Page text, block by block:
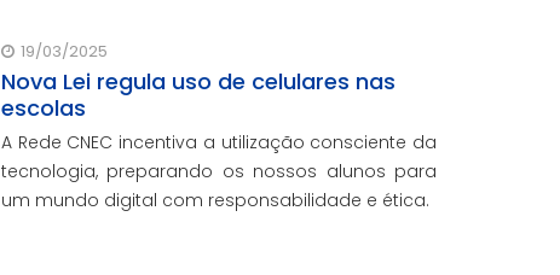
inclusão educacional.
19/03/2025
Nova Lei regula uso de celulares nas
escolas
A Rede CNEC incentiva a utilização consciente da
tecnologia, preparando os nossos alunos para
um mundo digital com responsabilidade e ética.